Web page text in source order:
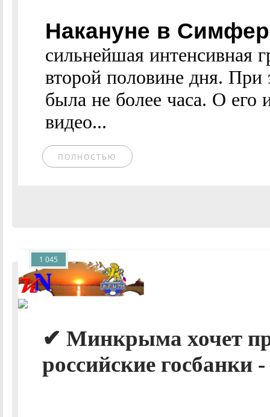
Накануне в
сильнейшая интенсивная
второй половине дня. При
была не более часа. О его
видео...
ПОЛНОСТЬЮ
✔ Минкрыма хочет
российские госбанки
1 045